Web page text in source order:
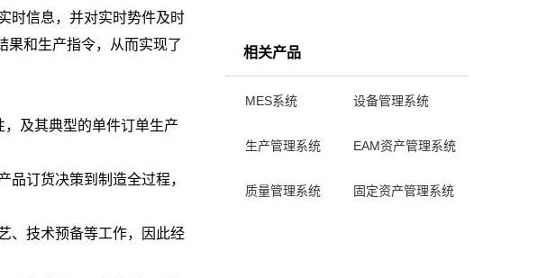
时信息，并对实时势件及时
果和生产指令，从而实现了
及其典型的单件订单生产
订货决策到制造全过程，
、技术预备等工作，因此经
相关产品
MES系统 设备管理系统
生产管理系统 EAM资产管理系统
质量管理系统 固定资产管理系统